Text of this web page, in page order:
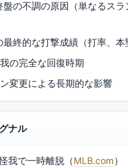
の不調の原因（単なるス
終的な打撃成績（打率、
の完全な回復時期
変更による長期的な影響
ナル
我で一時離脱（MLB.com）